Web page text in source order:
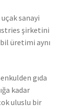
sanayi
şirketini
üretimi aynı
gıda
kadar
uluslu bir